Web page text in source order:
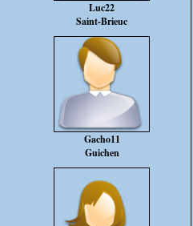
Luc22
Saint-Brieuc
Gacho11
Guichen